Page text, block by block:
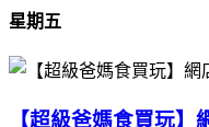
星期五
【超級爸媽食買玩